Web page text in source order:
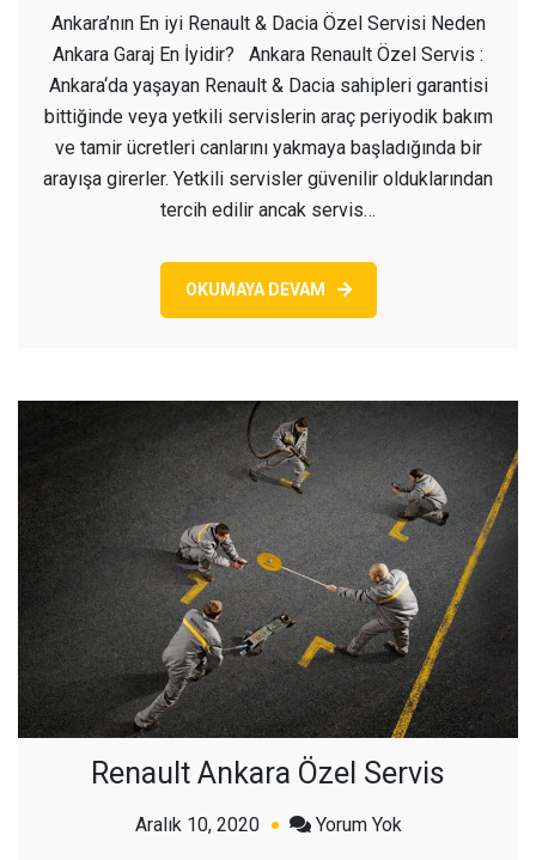
Renault
Özel
Servis
Ankara’nın En iyi Renault & Dacia Özel Servisi Neden
Ankara Garaj En İyidir? Ankara Renault Özel Servis :
Ankara‘da yaşayan Renault & Dacia sahipleri garantisi
bittiğinde veya yetkili servislerin araç periyodik bakım
ve tamir ücretleri canlarını yakmaya başladığında bir
arayışa girerler. Yetkili servisler güvenilir olduklarından
tercih edilir ancak servis…
OKUMAYA DEVAM
Renault Ankara Özel Servis
Aralık 10, 2020 Yorum Yokaçık